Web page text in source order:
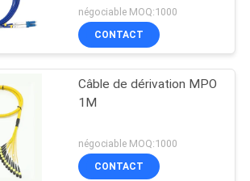
plusieurs modes de
fonctionnement
unimodal blindé
négociable MOQ:1000
CONTACT
Câble de dérivation MPO
1M
négociable MOQ:1000
CONTACT